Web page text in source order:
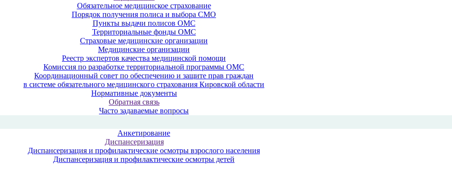
Обязательное медицинское страхование
Порядок получения полиса и выбора СМО
Пункты выдачи полисов ОМС
Территориальные фонды ОМС
Страховые медицинские организации
Медицинские организации
Реестр экспертов качества медицинской помощи
Комиссия по разработке территориальной программы ОМС
Координационный совет по обеспечению и защите прав граждан
в системе обязательного медицинского страхования Кировской области
Нормативные документы
Обратная связь
Часто задаваемые вопросы
Анкетирование
Диспансеризация
Диспансеризация и профилактические осмотры взрослого населения
Диспансеризация и профилактические осмотры детей